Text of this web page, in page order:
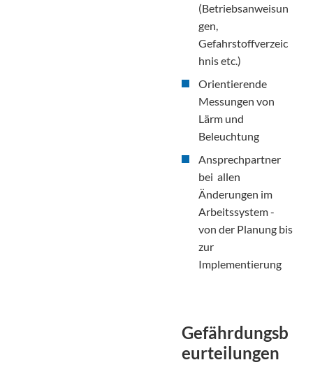
(Betriebsanweisun
gen,
Gefahrstoffverzeic
hnis etc.)
Orientierende
Messungen von
Lärm und
Beleuchtung
Ansprechpartner
bei allen
Änderungen im
Arbeitssystem -
von der Planung bis
zur
Implementierung
Gefährdungsb
eurteilungen